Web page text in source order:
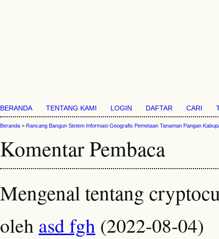
BERANDA TENTANG KAMI LOGIN DAFTAR CARI
Beranda > Rancang Bangun Sistem Informasi Geografis Pemetaan Tanaman Pangan
Komentar Pembaca
Mengenal tentang
oleh asd fgh (2022-08-04)